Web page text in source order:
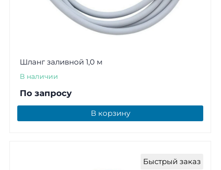
Шланг заливной 1,0 м
В наличии
По запросу
В корзину
Быстрый заказ